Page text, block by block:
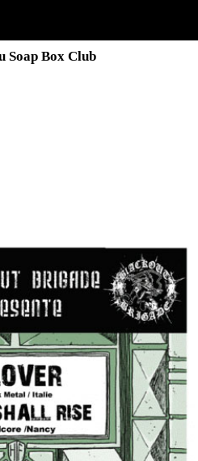
Soap Box Club